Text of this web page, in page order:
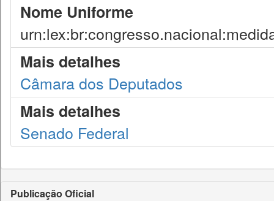
Nome Uniforme
Mais detalhes
Câmara dos Deputados
Mais detalhes
Senado Federal
Publicação Oficial